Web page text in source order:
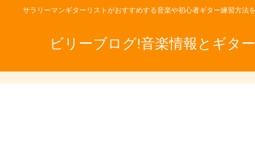
サラリーマンギターリストがおすすめする音楽や初心者ギター練習方法
ビリーブログ!音楽情報とギタ